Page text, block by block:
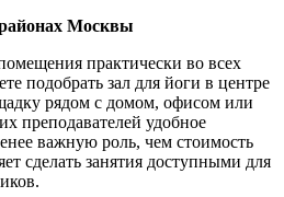
Москвы
практически во всех
подобрать зал для йоги в центре
рядом с домом, офисом или
преподавателей удобное
важную роль, чем стоимость
сделать занятия доступными для